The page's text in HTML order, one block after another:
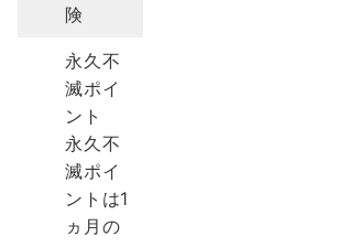
険
永久不
滅ポイ
ント
永久不
滅ポイ
ントは1
ヵ月の